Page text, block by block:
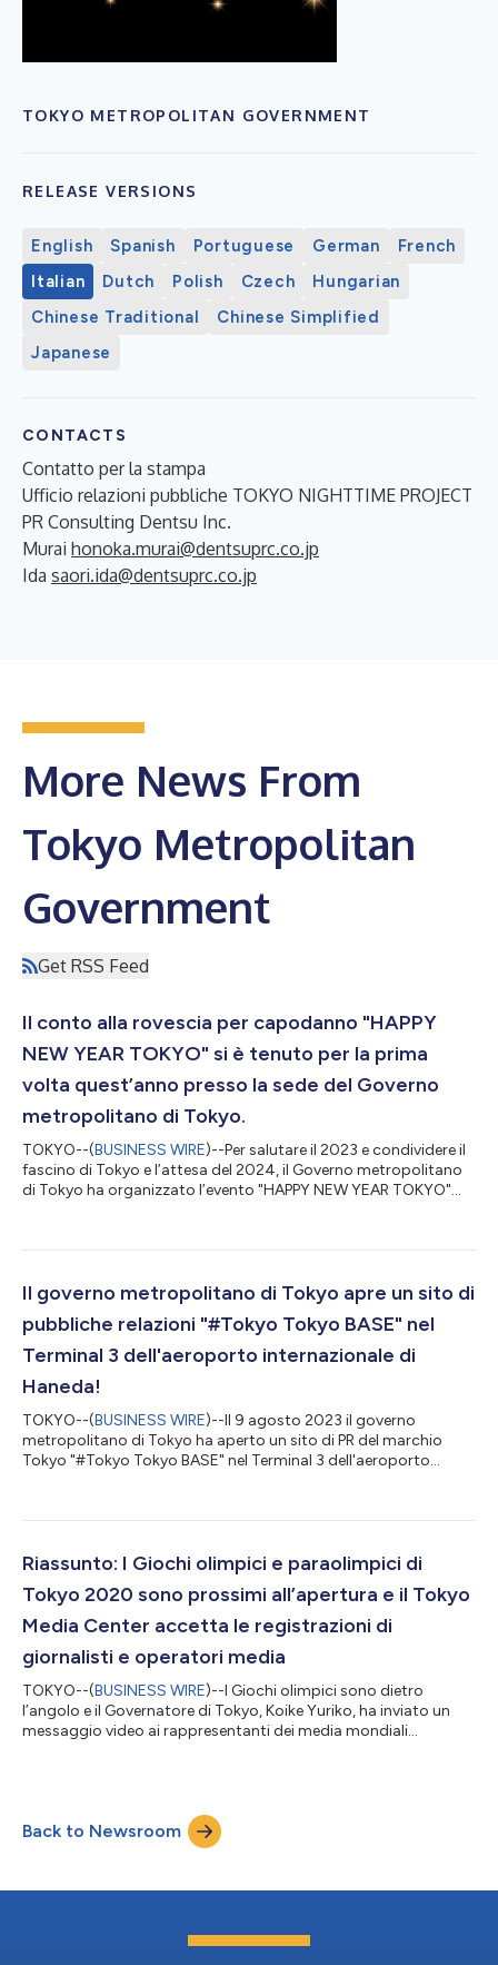
TOKYO METROPOLITAN GOVERNMENT
RELEASE VERSIONS
English Spanish Portuguese German
French
Italian
Dutch Polish Czech
Hungarian
Chinese Traditional
Chinese Simplified
Japanese
CONTACTS
Contatto per la stampa
Ufficio relazioni pubbliche TOKYO NIGHTTIME PROJECT
PR Consulting Dentsu Inc.
Murai honoka.murai@dentsuprc.co.jp
Ida saori.ida@dentsuprc.co.jp
More News From
Tokyo Metropolitan
Government
Get RSS Feed
Il conto alla rovescia per capodanno "HAPPY
NEW YEAR TOKYO" si è tenuto per la prima
volta quest’anno presso la sede del Governo
metropolitano di Tokyo.
TOKYO--(BUSINESS WIRE)--Per salutare il 2023 e condividere il
fascino di Tokyo e l’attesa del 2024, il Governo metropolitano
di Tokyo ha organizzato l’evento "HAPPY NEW YEAR TOKYO"
Tokyo per la gioia di tutti: bambini, adulti e turisti, con circa 650
spettacolo è iniziato con uno splendido gioco di luci in video
map...
Il governo metropolitano di Tokyo apre un sito di
pubbliche relazioni "#Tokyo Tokyo BASE" nel
Terminal 3 dell'aeroporto internazionale di
Haneda!
TOKYO--(BUSINESS WIRE)--Il 9 agosto 2023 il governo
metropolitano di Tokyo ha aperto un sito di PR del marchio
Tokyo "#Tokyo Tokyo BASE" nel Terminal 3 dell'aeroporto
giapponesi e stranieri il fascino di Tokyo, dove tradizione e
venduti "Tokyo Omiyage (souvenir di Tokyo)", sviluppati
congiuntamente dal Governo Met...
Riassunto: I Giochi olimpici e paraolimpici di
Tokyo 2020 sono prossimi all’apertura e il Tokyo
Media Center accetta le registrazioni di
giornalisti e operatori media
TOKYO--(BUSINESS WIRE)--I Giochi olimpici sono dietro
l’angolo e il Governatore di Tokyo, Koike Yuriko, ha inviato un
messaggio video ai rappresentanti dei media mondiali
chi riporterà dai propri Paesi di appartenenza, che costituisce
un’ottima opportunità per coprire i Giochi e la città online,
Back to Newsroom